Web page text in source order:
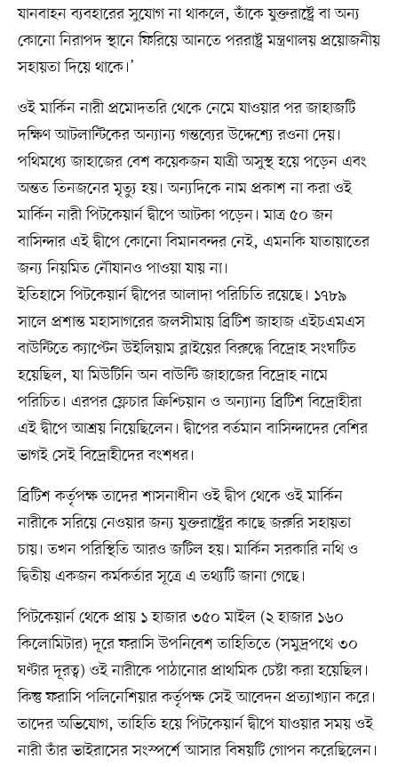
যানবাহন ব্যবহারের সুযোগ না থাকলে, তাঁকে যুক্তরাষ্ট্রে বা অন্য
কোনো নিরাপদ স্থানে ফিরিয়ে আনতে পররাষ্ট্র মন্ত্রণালয় প্রয়োজনীয়
সহায়তা দিয়ে থাকে।’
ওই মার্কিন নারী প্রমোদতরি থেকে নেমে যাওয়ার পর জাহাজটি
দক্ষিণ আটলান্টিকের অন্যান্য গন্তব্যের উদ্দেশ্যে রওনা দেয়।
পথিমধ্যে জাহাজের বেশ কয়েকজন যাত্রী অসুস্থ হয়ে পড়েন এবং
অন্তত তিনজনের মৃত্যু হয়। অন্যদিকে নাম প্রকাশ না করা ওই
মার্কিন নারী পিটকেয়ার্ন দ্বীপে আটকা পড়েন। মাত্র ৫০ জন
বাসিন্দার এই দ্বীপে কোনো বিমানবন্দর নেই, এমনকি যাতায়াতের
জন্য নিয়মিত নৌযানও পাওয়া যায় না।
ইতিহাসে পিটকেয়ার্ন দ্বীপের আলাদা পরিচিতি রয়েছে। ১৭৮৯
সালে প্রশান্ত মহাসাগরের জলসীমায় ব্রিটিশ জাহাজ এইচএমএস
বাউন্টিতে ক্যাপ্টেন উইলিয়াম ব্লাইয়ের বিরুদ্ধে বিদ্রোহ সংঘটিত
হয়েছিল, যা মিউটিনি অন বাউন্টি জাহাজের বিদ্রোহ নামে
পরিচিত। এরপর ফ্লেচার ক্রিশ্চিয়ান ও অন্যান্য ব্রিটিশ বিদ্রোহীরা
এই দ্বীপে আশ্রয় নিয়েছিলেন। দ্বীপের বর্তমান বাসিন্দাদের বেশির
ভাগই সেই বিদ্রোহীদের বংশধর।
ব্রিটিশ কর্তৃপক্ষ তাদের শাসনাধীন ওই দ্বীপ থেকে ওই মার্কিন
নারীকে সরিয়ে নেওয়ার জন্য যুক্তরাষ্ট্রের কাছে জরুরি সহায়তা
চায়। তখন পরিস্থিতি আরও জটিল হয়। মার্কিন সরকারি নথি ও
দ্বিতীয় একজন কর্মকর্তার সূত্রে এ তথ্যটি জানা গেছে।
পিটকেয়ার্ন থেকে প্রায় ১ হাজার ৩৫০ মাইল (২ হাজার ১৬০
কিলোমিটার) দূরে ফরাসি উপনিবেশ তাহিতিতে (সমুদ্রপথে ৩০
ঘণ্টার দূরত্ব) ওই নারীকে পাঠানোর প্রাথমিক চেষ্টা করা হয়েছিল।
কিন্তু ফরাসি পলিনেশিয়ার কর্তৃপক্ষ সেই আবেদন প্রত্যাখ্যান করে।
তাদের অভিযোগ, তাহিতি হয়ে পিটকেয়ার্ন দ্বীপে যাওয়ার সময় ওই
নারী তাঁর ভাইরাসের সংস্পর্শে আসার বিষয়টি গোপন করেছিলেন।